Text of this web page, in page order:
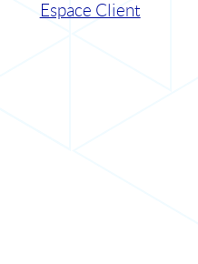
Espace Client